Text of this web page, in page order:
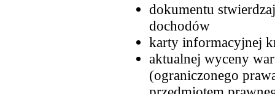
dokumentu
dochodów
karty informacyjnej
aktualnej wyceny
(ograniczonego